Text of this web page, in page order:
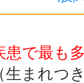
患で最も
生まれつ